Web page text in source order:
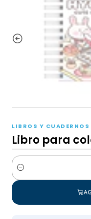
LIBROS Y CUADERNOS
Libro para
Cantidad